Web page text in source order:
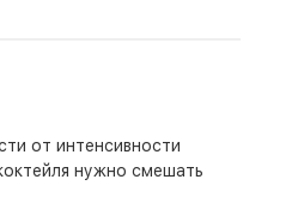
от интенсивности
нужно смешать